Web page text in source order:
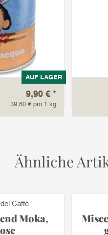
AUF LAGER
9,90 € *
39,60 € pro 1 kg
Ähnliche
Caffè
Moka,